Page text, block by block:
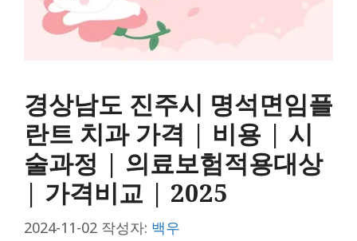
경상남도 진주시 명석면임플
란트 치과 가격 | 비용 | 시
술과정 | 의료보험적용대상
| 가격비교 | 2025
2024-11-02 작성자: 백우